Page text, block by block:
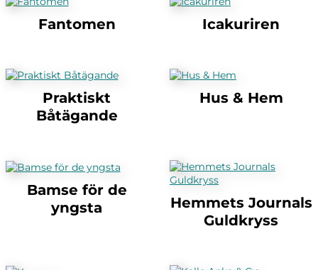
Fantomen Icakuriren
Praktiskt
Båtägande
Hus & Hem
Bamse för de
yngsta
Hemmets Journals
Guldkryss